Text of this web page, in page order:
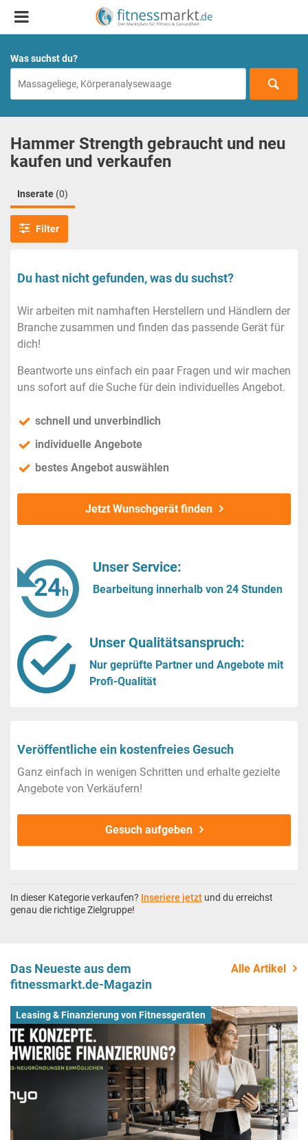
Was suchst du?
Hammer Strength gebraucht und neu
kaufen und verkaufen
Inserate (0)
Filter
Du hast nicht gefunden, was du suchst?
Wir arbeiten mit namhaften Herstellern und Händlern der
Branche zusammen und finden das passende Gerät für
dich!
Beantworte uns einfach ein paar Fragen und wir machen
uns sofort auf die Suche für dein individuelles Angebot.
schnell und unverbindlich
individuelle Angebote
bestes Angebot auswählen
Jetzt Wunschgerät finden
Unser Service:
Bearbeitung innerhalb von 24 Stunden
Unser Qualitätsanspruch:
Nur geprüfte Partner und Angebote mit
Profi-Qualität
Veröffentliche ein kostenfreies Gesuch
Ganz einfach in wenigen Schritten und erhalte gezielte
Angebote von Verkäufern!
Gesuch aufgeben
In dieser Kategorie verkaufen? Inseriere jetzt und du erreichst
genau die richtige Zielgruppe!
Das Neueste aus dem
fitnessmarkt.de-Magazin
Alle Artikel
Leasing & Finanzierung von Fitnessgeräten